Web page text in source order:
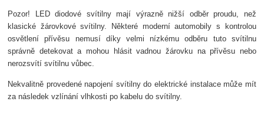
Pozor! LED diodové svítilny mají výrazně nižší odběr proudu, než
klasické žárovkové svítilny. Některé moderní automobily s kontrolou
osvětlení přívěsu nemusí díky velmi nízkému odběru tuto svítilnu
správně detekovat a mohou hlásit vadnou žárovku na přívěsu nebo
nerozsvítí svítilnu vůbec.
Nekvalitně provedené napojení svítilny do elektrické instalace může mít
za následek vzlínání vlhkosti po kabelu do svítilny.